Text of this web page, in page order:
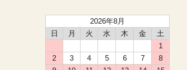
2026年8月
日
月 火 水 木 金
土
1
2
3 4 5 6 7
8